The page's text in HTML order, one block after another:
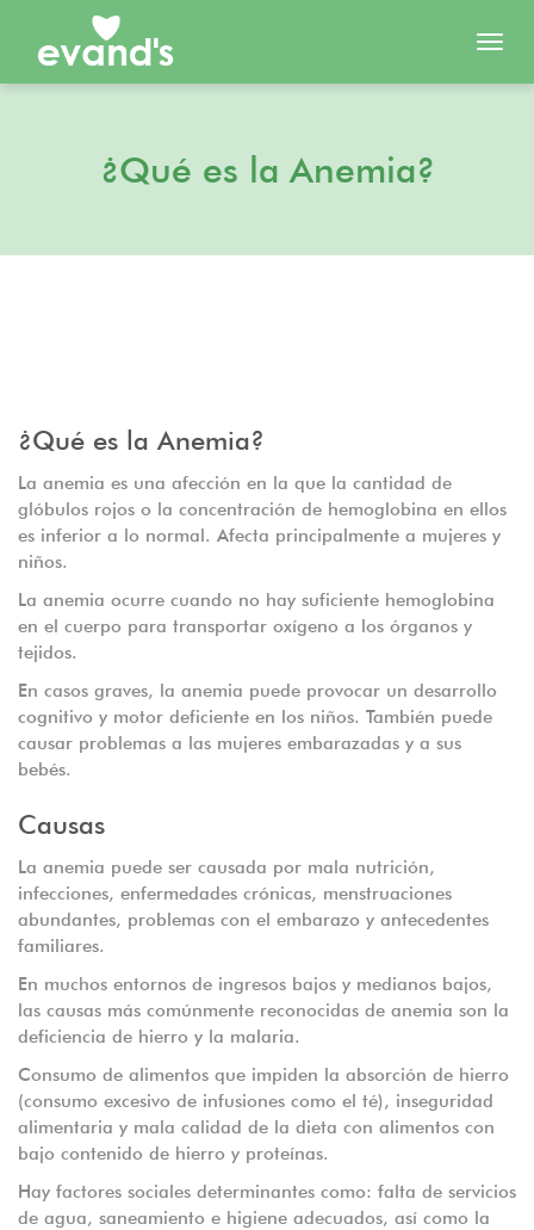
¿Qué es la Anemia?
¿Qué es la Anemia?
La anemia es una afección en la que la cantidad de
glóbulos rojos o la concentración de hemoglobina en ellos
es inferior a lo normal. Afecta principalmente a mujeres y
niños.
La anemia ocurre cuando no hay suficiente hemoglobina
en el cuerpo para transportar oxígeno a los órganos y
tejidos.
En casos graves, la anemia puede provocar un desarrollo
cognitivo y motor deficiente en los niños. También puede
causar problemas a las mujeres embarazadas y a sus
bebés.
Causas
La anemia puede ser causada por mala nutrición,
infecciones, enfermedades crónicas, menstruaciones
abundantes, problemas con el embarazo y antecedentes
familiares.
En muchos entornos de ingresos bajos y medianos bajos,
las causas más comúnmente reconocidas de anemia son la
deficiencia de hierro y la malaria.
Consumo de alimentos que impiden la absorción de hierro
(consumo excesivo de infusiones como el té), inseguridad
alimentaria y mala calidad de la dieta con alimentos con
bajo contenido de hierro y proteínas.
Hay factores sociales determinantes como: falta de servicios
de agua, saneamiento e higiene adecuados, así como la